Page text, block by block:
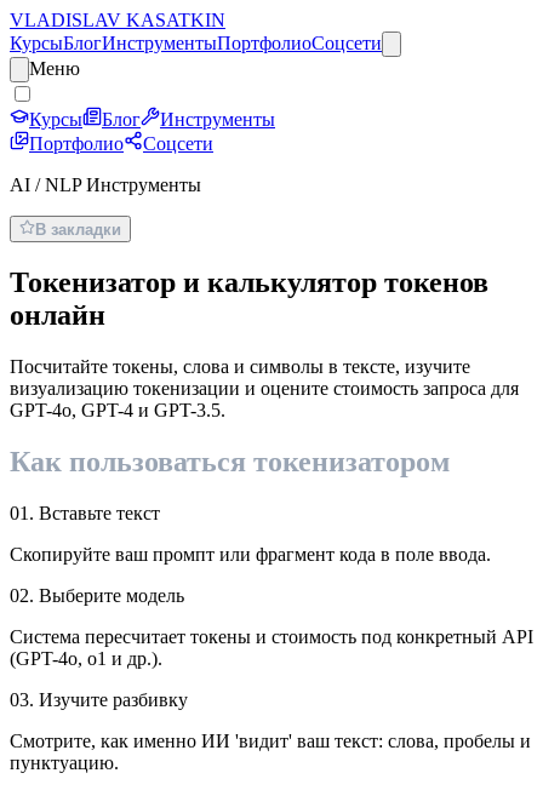
VLADISLAV KASATKIN
КурсыБлогИнструментыПортфолиоСоцсети
Меню
Курсы Блог
Инструменты
Портфолио
Соцсети
AI / NLP Инструменты
В закладки
Токенизатор и калькулятор токенов
онлайн
Посчитайте токены, слова и символы в тексте, изучите
визуализацию токенизации и оцените стоимость запроса для
GPT-4o, GPT-4 и GPT-3.5.
Как пользоваться токенизатором
01. Вставьте текст
Скопируйте ваш промпт или фрагмент кода в поле ввода.
02. Выберите модель
Система пересчитает токены и стоимость под конкретный API
(GPT-4o, o1 и др.).
03. Изучите разбивку
Смотрите, как именно ИИ 'видит' ваш текст: слова, пробелы и
пунктуацию.